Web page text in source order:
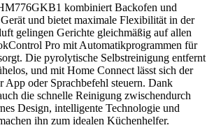
kombiniert Backofen und
und bietet maximale Flexibilität in der
gelingen Gerichte gleichmäßig auf allen
Pro mit Automatikprogrammen für
Die pyrolytische Selbstreinigung entfernt
und mit Home Connect lässt sich der
App oder Sprachbefehl steuern. Dank
die schnelle Reinigung zwischendurch
Design, intelligente Technologie und
ihn zum idealen Küchenhelfer.